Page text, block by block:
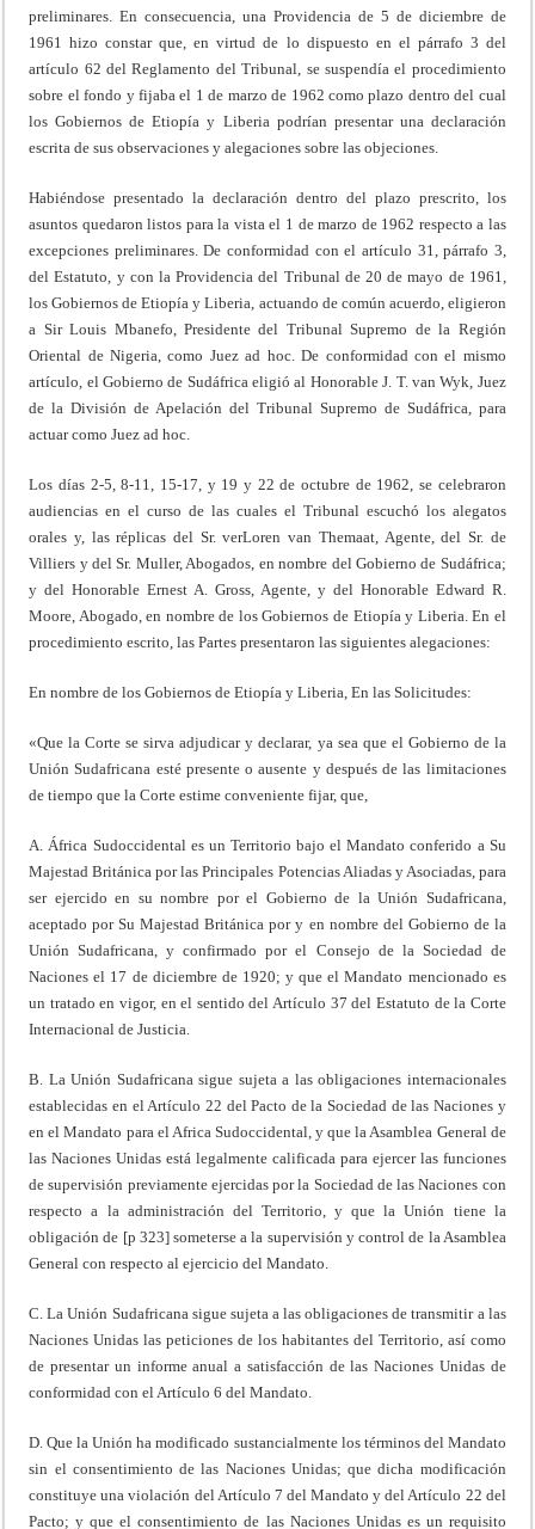
preliminares. En consecuencia, una Providencia de 5 de diciembre de
1961 hizo constar que, en virtud de lo dispuesto en el párrafo 3 del
artículo 62 del Reglamento del Tribunal, se suspendía el procedimiento
sobre el fondo y fijaba el 1 de marzo de 1962 como plazo dentro del cual
los Gobiernos de Etiopía y Liberia podrían presentar una declaración
escrita de sus observaciones y alegaciones sobre las objeciones.
Habiéndose presentado la declaración dentro del plazo prescrito, los
asuntos quedaron listos para la vista el 1 de marzo de 1962 respecto a las
excepciones preliminares. De conformidad con el artículo 31, párrafo 3,
del Estatuto, y con la Providencia del Tribunal de 20 de mayo de 1961,
los Gobiernos de Etiopía y Liberia, actuando de común acuerdo, eligieron
a Sir Louis Mbanefo, Presidente del Tribunal Supremo de la Región
Oriental de Nigeria, como Juez ad hoc. De conformidad con el mismo
artículo, el Gobierno de Sudáfrica eligió al Honorable J. T. van Wyk, Juez
de la División de Apelación del Tribunal Supremo de Sudáfrica, para
actuar como Juez ad hoc.
Los días 2-5, 8-11, 15-17, y 19 y 22 de octubre de 1962, se celebraron
audiencias en el curso de las cuales el Tribunal escuchó los alegatos
orales y, las réplicas del Sr. verLoren van Themaat, Agente, del Sr. de
Villiers y del Sr. Muller, Abogados, en nombre del Gobierno de Sudáfrica;
y del Honorable Ernest A. Gross, Agente, y del Honorable Edward R.
Moore, Abogado, en nombre de los Gobiernos de Etiopía y Liberia. En el
procedimiento escrito, las Partes presentaron las siguientes alegaciones:
En nombre de los Gobiernos de Etiopía y Liberia, En las Solicitudes:
«Que la Corte se sirva adjudicar y declarar, ya sea que el Gobierno de la
Unión Sudafricana esté presente o ausente y después de las limitaciones
de tiempo que la Corte estime conveniente fijar, que,
A. África Sudoccidental es un Territorio bajo el Mandato conferido a Su
Majestad Británica por las Principales Potencias Aliadas y Asociadas, para
ser ejercido en su nombre por el Gobierno de la Unión Sudafricana,
aceptado por Su Majestad Británica por y en nombre del Gobierno de la
Unión Sudafricana, y confirmado por el Consejo de la Sociedad de
Naciones el 17 de diciembre de 1920; y que el Mandato mencionado es
un tratado en vigor, en el sentido del Artículo 37 del Estatuto de la Corte
Internacional de Justicia.
B. La Unión Sudafricana sigue sujeta a las obligaciones internacionales
establecidas en el Artículo 22 del Pacto de la Sociedad de las Naciones y
en el Mandato para el Africa Sudoccidental, y que la Asamblea General de
las Naciones Unidas está legalmente calificada para ejercer las funciones
de supervisión previamente ejercidas por la Sociedad de las Naciones con
respecto a la administración del Territorio, y que la Unión tiene la
obligación de [p 323] someterse a la supervisión y control de la Asamblea
General con respecto al ejercicio del Mandato.
C. La Unión Sudafricana sigue sujeta a las obligaciones de transmitir a las
Naciones Unidas las peticiones de los habitantes del Territorio, así como
de presentar un informe anual a satisfacción de las Naciones Unidas de
conformidad con el Artículo 6 del Mandato.
D. Que la Unión ha modificado sustancialmente los términos del Mandato
sin el consentimiento de las Naciones Unidas; que dicha modificación
constituye una violación del Artículo 7 del Mandato y del Artículo 22 del
Pacto; y que el consentimiento de las Naciones Unidas es un requisito